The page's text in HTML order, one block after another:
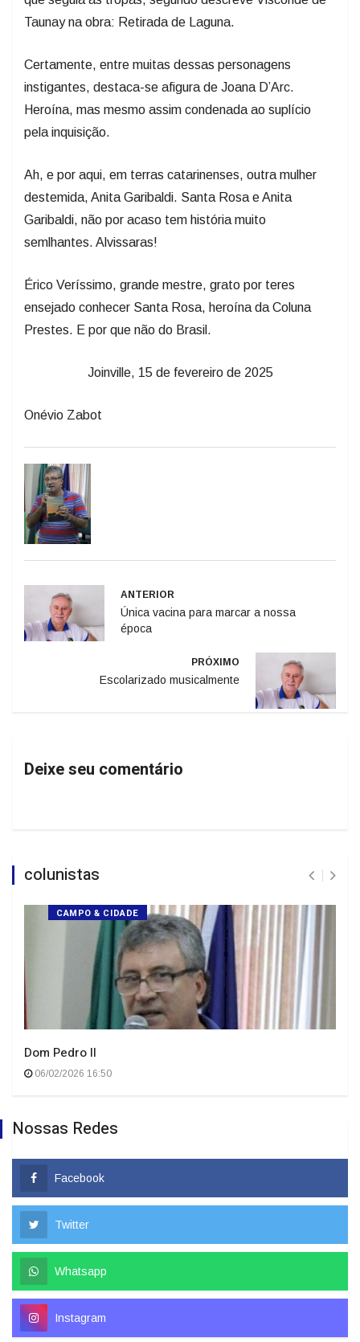
Taunay na obra: Retirada de Laguna.
Certamente, entre muitas dessas personagens
instigantes, destaca-se afigura de Joana D’Arc.
Heroína, mas mesmo assim condenada ao suplício
pela inquisição.
Ah, e por aqui, em terras catarinenses, outra mulher
destemida, Anita Garibaldi. Santa Rosa e Anita
Garibaldi, não por acaso tem história muito
semlhantes. Alvissaras!
Érico Veríssimo, grande mestre, grato por teres
ensejado conhecer Santa Rosa, heroína da Coluna
Prestes. E por que não do Brasil.
Joinville, 15 de fevereiro de 2025
Onévio Zabot
ANTERIOR
Única vacina para marcar a nossa
época
PRÓXIMO
Escolarizado musicalmente
Deixe seu comentário
colunistas
CAMPO & CIDADE
Dom Pedro II
06/02/2026 16:50
Nossas Redes
Facebook
Twitter
Whatsapp
Instagram